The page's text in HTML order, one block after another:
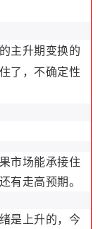
主升期变换的
了，不确定性
市场能承接住
有走高预期。
是上升的，今